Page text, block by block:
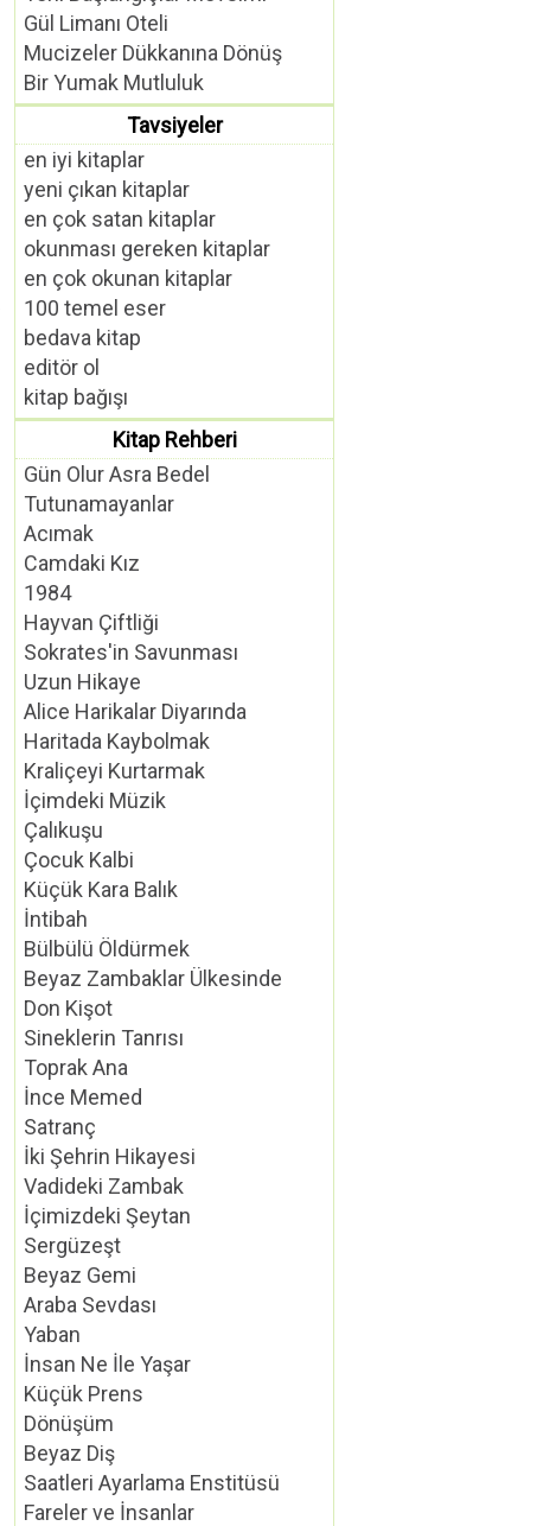
Gül Limanı Oteli
Mucizeler Dükkanına Dönüş
Bir Yumak Mutluluk
Tavsiyeler
en iyi kitaplar
yeni çıkan kitaplar
en çok satan kitaplar
okunması gereken kitaplar
en çok okunan kitaplar
100 temel eser
bedava kitap
editör ol
kitap bağışı
Kitap Rehberi
Gün Olur Asra Bedel
Tutunamayanlar
Acımak
Camdaki Kız
1984
Hayvan Çiftliği
Sokrates'in Savunması
Uzun Hikaye
Alice Harikalar Diyarında
Haritada Kaybolmak
Kraliçeyi Kurtarmak
İçimdeki Müzik
Çalıkuşu
Çocuk Kalbi
Küçük Kara Balık
İntibah
Bülbülü Öldürmek
Beyaz Zambaklar Ülkesinde
Don Kişot
Sineklerin Tanrısı
Toprak Ana
İnce Memed
Satranç
İki Şehrin Hikayesi
Vadideki Zambak
İçimizdeki Şeytan
Sergüzeşt
Beyaz Gemi
Araba Sevdası
Yaban
İnsan Ne İle Yaşar
Küçük Prens
Dönüşüm
Beyaz Diş
Saatleri Ayarlama Enstitüsü
Fareler ve İnsanlar